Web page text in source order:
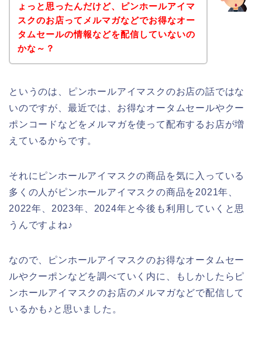
ょっと思ったんだけど、ピンホールアイマ
スクのお店ってメルマガなどでお得なオー
タムセールの情報などを配信していないの
かな～？
というのは、ピンホールアイマスクのお店の話ではな
いのですが、最近では、お得なオータムセールやクー
ポンコードなどをメルマガを使って配布するお店が増
えているからです。
それにピンホールアイマスクの商品を気に入っている
多くの人がピンホールアイマスクの商品を2021年、
2022年、2023年、2024年と今後も利用していくと思
うんですよね♪
なので、ピンホールアイマスクのお得なオータムセー
ルやクーポンなどを調べていく内に、もしかしたらピ
ンホールアイマスクのお店のメルマガなどで配信して
いるかも♪と思いました。